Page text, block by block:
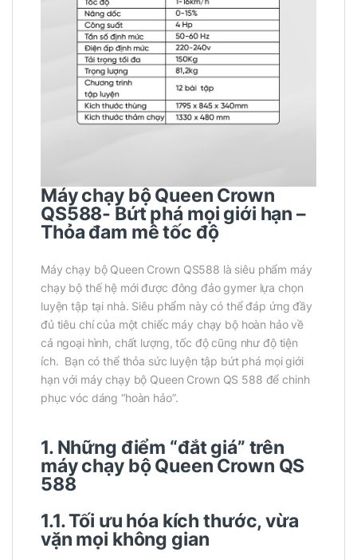
Máy chạy bộ Queen Crown
QS588- Bứt phá mọi giới hạn –
Thỏa đam mê tốc độ
Máy chạy bộ Queen Crown QS588 là siêu phẩm máy
chạy bộ thế hệ mới được đông đảo gymer lựa chọn
luyện tập tại nhà. Siêu phẩm này có thể đáp ứng đầy
đủ tiêu chí của một chiếc máy chạy bộ hoàn hảo về
cả ngoại hình, chất lượng, tốc độ cũng như độ tiện
ích. Bạn có thể thỏa sức luyện tập bứt phá mọi giới
hạn với máy chạy bộ Queen Crown QS 588 để chinh
phục vóc dáng “hoàn hảo”.
1. Những điểm “đắt giá” trên
máy chạy bộ Queen Crown QS
588
1.1. Tối ưu hóa kích thước, vừa
vặn mọi không gian